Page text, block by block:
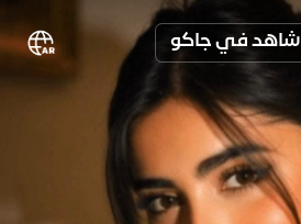
شاهد في جاكو